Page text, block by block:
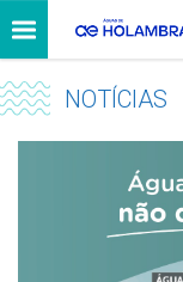
NOTÍCIAS